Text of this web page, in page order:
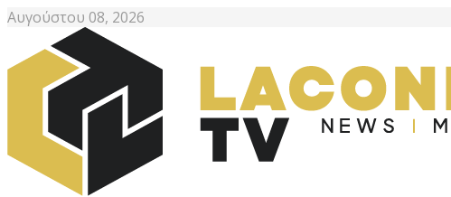
Αυγούστου 08, 2026